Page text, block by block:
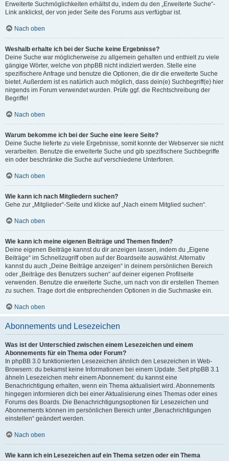
Erweiterte Suchmöglichkeiten erhältst du, indem du den „Erweiterte Suche“-
Link anklickst, der von jeder Seite des Forums aus verfügbar ist.
Nach oben
Weshalb erhalte ich bei der Suche keine Ergebnisse?
Deine Suche war möglicherweise zu allgemein gehalten und enthielt zu viele
gängige Wörter, welche von phpBB nicht indiziert werden. Stelle eine
spezifischere Anfrage und benutze die Optionen, die dir die erweiterte Suche
bietet. Außerdem ist es natürlich auch möglich, dass dein(e) Suchbegriff(e) hier
nirgends im Forum verwendet wurden. Prüfe ggf. die Rechtschreibung der
Begriffe!
Nach oben
Warum bekomme ich bei der Suche eine leere Seite?
Deine Suche lieferte zu viele Ergebnisse, somit konnte der Webserver sie nicht
verarbeiten. Benutze die erweiterte Suche und gib spezifischere Suchbegriffe
ein oder beschränke die Suche auf verschiedene Unterforen.
Nach oben
Wie kann ich nach Mitgliedern suchen?
Gehe zur „Mitglieder“-Seite und klicke auf „Nach einem Mitglied suchen“.
Nach oben
Wie kann ich meine eigenen Beiträge und Themen finden?
Deine eigenen Beiträge kannst du dir anzeigen lassen, indem du „Eigene
Beiträge“ im Schnellzugriff oben auf der Boardseite auswählst. Alternativ
kannst du auch „Deine Beiträge anzeigen“ in deinem persönlichen Bereich
oder „Beiträge des Benutzers suchen“ auf deiner eigenen Profilseite
verwenden. Benutze die erweiterte Suche, um nach von dir erstellen Themen
zu suchen. Trage dort die entsprechenden Optionen in die Suchmaske ein.
Nach oben
Abonnements und Lesezeichen
Was ist der Unterschied zwischen einem Lesezeichen und einem
Abonnements für ein Thema oder Forum?
In phpBB 3.0 funktionierten Lesezeichen ähnlich den Lesezeichen in Web-
Browsern: du bekamst keine Informationen bei einem Update. Seit phpBB 3.1
ähneln Lesezeichen mehr einem Abonnement: du kannst eine
Benachrichtigung erhalten, wenn ein Thema aktualisiert wird. Abonnements
hingegen informieren dich bei einer Aktualisierung eines Themas oder eines
Forums des Boards. Die Benachrichtigungsoptionen für Lesezeichen und
Abonnements können im persönlichen Bereich unter „Benachrichtigungen
einstellen“ geändert werden.
Nach oben
Wie kann ich ein Lesezeichen auf ein Thema setzen oder ein Thema